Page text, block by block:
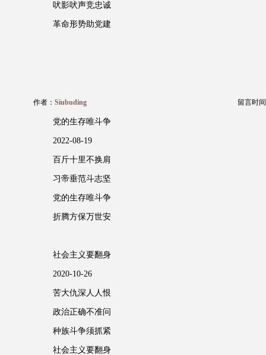
吠影吠声竞忠诚
革命形势助党建
作者： Siubuding 留言时
党的生存唯斗争
2022-08-19
百斤十里不换肩
习帝垂范斗志坚
党的生存唯斗争
折腾方保万世安
社会主义要翻身
2020-10-26
苦大仇深人人恨
政治正确不准问
种族斗争须抓紧
社会主义要翻身